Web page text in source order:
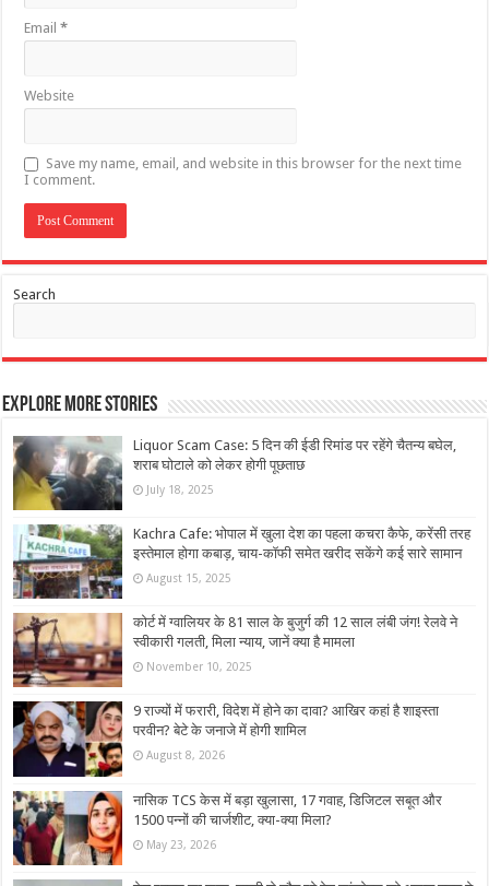
Email*
Website
Save my name, email, and website in this browser for the next time
I comment.
Search
Explore More Stories
Liquor Scam Case: 5 दिन की ईडी रिमांड पर रहेंगे चैतन्य बघेल,
शराब घोटाले को लेकर होगी पूछताछ
July 18, 2025
Kachra Cafe: भोपाल में खुला देश का पहला कचरा कैफे, करेंसी तरह
इस्तेमाल होगा कबाड़, चाय-कॉफी समेत खरीद सकेंगे कई सारे सामान
August 15, 2025
कोर्ट में ग्वालियर के 81 साल के बुजुर्ग की 12 साल लंबी जंग! रेलवे ने
स्वीकारी गलती, मिला न्याय, जानें क्या है मामला
November 10, 2025
9 राज्‍यों में फरारी, व‍िदेश में होने का दावा? आख‍िर कहां है शाइस्‍ता
परवीन? बेटे के जनाजे में होगी शामिल
August 8, 2026
नासिक TCS केस में बड़ा खुलासा, 17 गवाह, डिजिटल सबूत और
1500 पन्नों की चार्जशीट, क्या-क्या मिला?
May 23, 2026